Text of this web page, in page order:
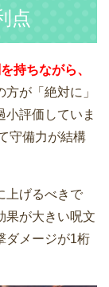
点
持ちながら、
が「絶対に」
評価していま
守備力が結構
上げるべきで
果が大きい呪文
ダメージが1桁